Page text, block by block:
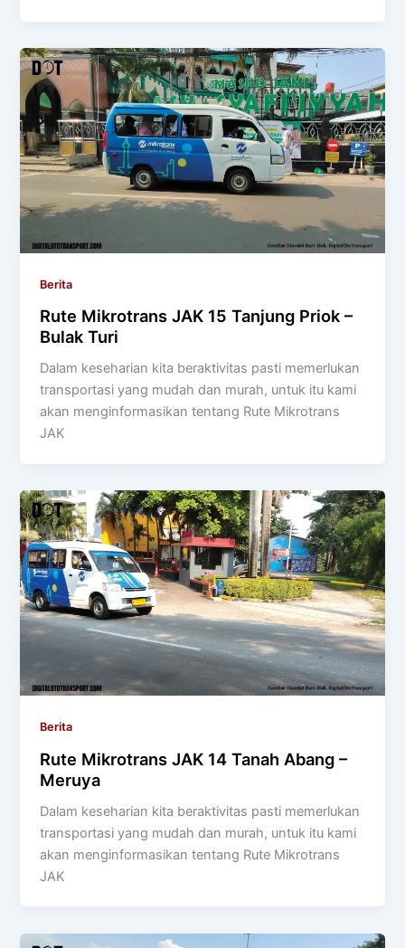
Berita
Rute Mikrotrans JAK 15 Tanjung Priok –
Bulak Turi
Dalam keseharian kita beraktivitas pasti memerlukan
transportasi yang mudah dan murah, untuk itu kami
akan menginformasikan tentang Rute Mikrotrans
JAK
Berita
Rute Mikrotrans JAK 14 Tanah Abang –
Meruya
Dalam keseharian kita beraktivitas pasti memerlukan
transportasi yang mudah dan murah, untuk itu kami
akan menginformasikan tentang Rute Mikrotrans
JAK